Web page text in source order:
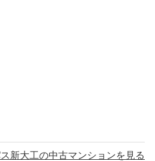
新大工の中古マンションを見る